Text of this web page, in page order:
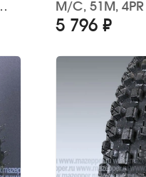
M/C, 51М,
"ПЕТРОШИНА"
5 796 ₽